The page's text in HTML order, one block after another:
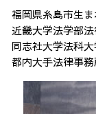
福岡県糸島市生ま
近畿大学法学部
同志社大学法科
都内大手法律事